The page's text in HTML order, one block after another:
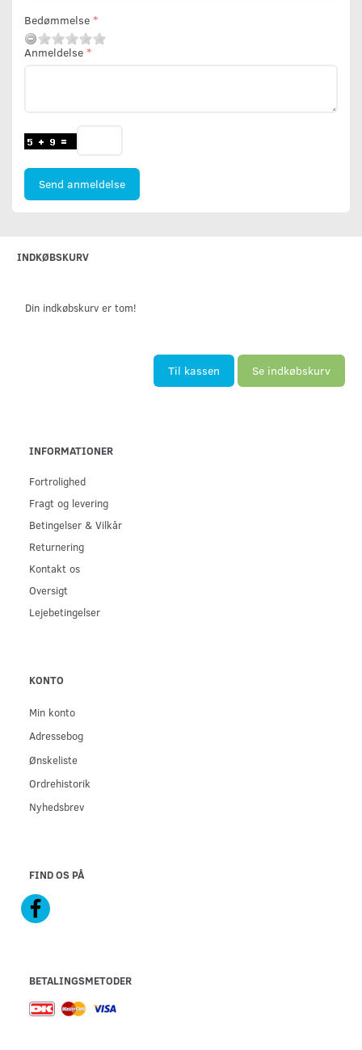
Bedømmelse
Anmeldelse
Send anmeldelse
INDKØBSKURV
Din indkøbskurv er tom!
Til kassen Se indkøbskurv
INFORMATIONER
Fortrolighed
Fragt og levering
Betingelser & Vilkår
Returnering
Kontakt os
Oversigt
Lejebetingelser
KONTO
Min konto
Adressebog
Ønskeliste
Ordrehistorik
Nyhedsbrev
FIND OS PÅ
BETALINGSMETODER